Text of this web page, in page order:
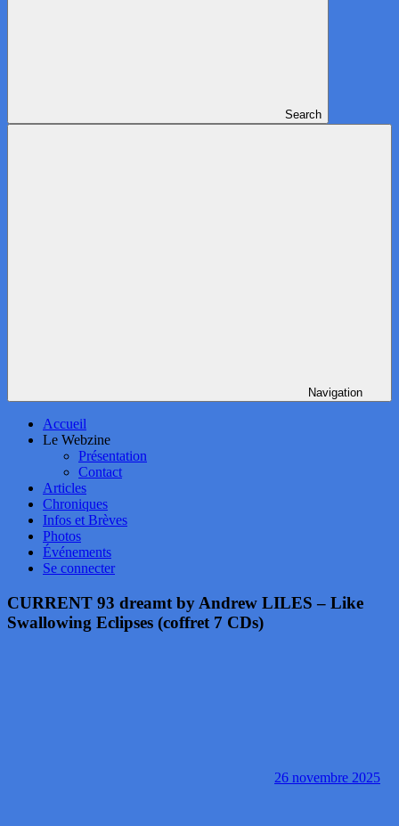
Search
Navigation
Accueil
Le Webzine
Présentation
Contact
Articles
Chroniques
Infos et Brèves
Photos
Événements
Se connecter
CURRENT 93 dreamt by Andrew LILES – Like
Swallowing Eclipses (coffret 7 CDs)
26 novembre 2025